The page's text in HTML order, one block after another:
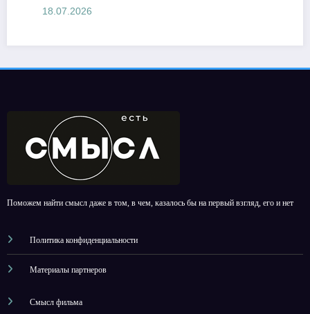
18.07.2026
Поможем найти смысл даже в том, в чем, казалось бы на первый взгляд, его и нет
Политика конфиденциальности
Материалы партнеров
Смысл фильма